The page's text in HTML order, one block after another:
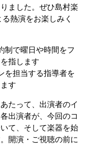
ました。ぜひ島村楽
熱演をお楽しみく
で曜日や時間をフ
指します
担当する指導者を
す
たって、出演者のイ
出演者が、今回のコ
て、そして楽器を始
開演・ご視聴の前に